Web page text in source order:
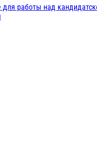
работы над